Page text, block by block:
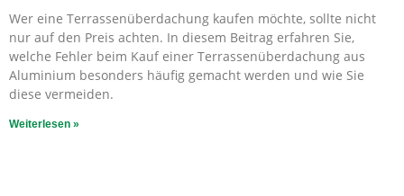
Wer eine Terrassenüberdachung kaufen möchte, sollte nicht
nur auf den Preis achten. In diesem Beitrag erfahren Sie,
welche Fehler beim Kauf einer Terrassenüberdachung aus
Aluminium besonders häufig gemacht werden und wie Sie
diese vermeiden.
Weiterlesen »